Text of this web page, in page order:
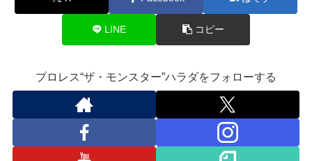
ro
o
m
LINE コピー
プロレス“ザ・モンスター”ハラダをフォローする